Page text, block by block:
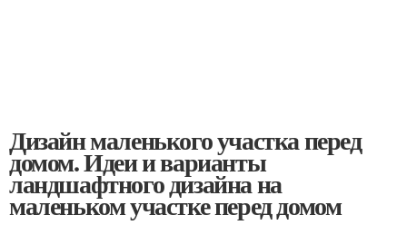
Дизайн маленького участка перед
домом. Идеи и варианты
ландшафтного дизайна на
маленьком участке перед домом